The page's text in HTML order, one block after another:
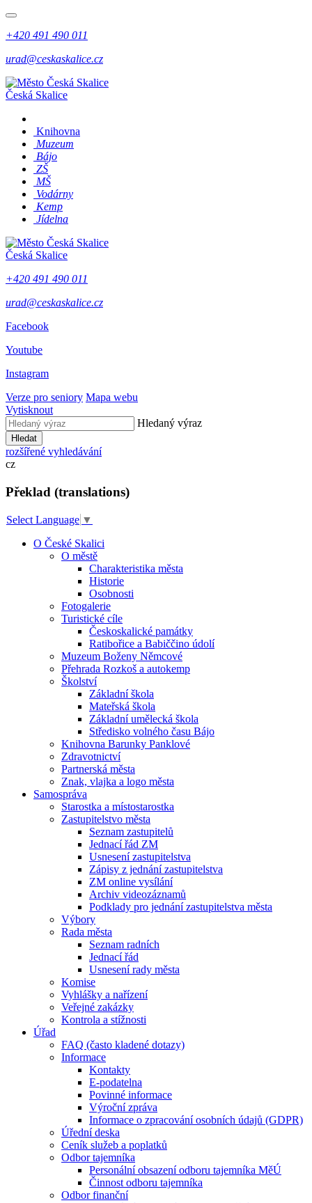
+420 491 490 011
urad@ceskaskalice.cz
Česká Skalice
Knihovna
Muzeum
Bájo
ZŠ
MŠ
Vodárny
Kemp
Jídelna
Česká Skalice
+420 491 490 011
urad@ceskaskalice.cz
Facebook
Youtube
Instagram
Verze pro seniory Mapa webu
Vytisknout
Hledaný výraz
Hledat
rozšířené vyhledávání
cz
Překlad (translations)
Select Language ▼
O České Skalici
O městě
Charakteristika města
Historie
Osobnosti
Fotogalerie
Turistické cíle
Českoskalické památky
Ratibořice a Babiččino údolí
Muzeum Boženy Němcové
Přehrada Rozkoš a autokemp
Školství
Základní škola
Mateřská škola
Základní umělecká škola
Středisko volného času Bájo
Knihovna Barunky Panklové
Zdravotnictví
Partnerská města
Znak, vlajka a logo města
Samospráva
Starostka a místostarostka
Zastupitelstvo města
Seznam zastupitelů
Jednací řád ZM
Usnesení zastupitelstva
Zápisy z jednání zastupitelstva
ZM online vysílání
Archiv videozáznamů
Podklady pro jednání zastupitelstva města
Výbory
Rada města
Seznam radních
Jednací řád
Usnesení rady města
Komise
Vyhlášky a nařízení
Veřejné zakázky
Kontrola a stížnosti
Úřad
FAQ (často kladené dotazy)
Informace
Kontakty
E-podatelna
Povinné informace
Výroční zpráva
Informace o zpracování osobních údajů (GDPR)
Úřední deska
Ceník služeb a poplatků
Odbor tajemníka
Personální obsazení odboru tajemníka MěÚ
Činnost odboru tajemníka
Odbor finanční